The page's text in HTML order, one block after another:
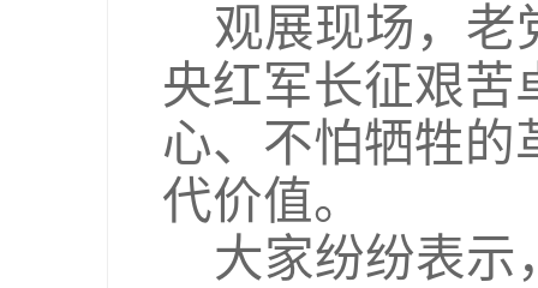
观展现场，老
央红军长征艰苦
心、不怕牺牲的
代价值。
大家纷纷表示